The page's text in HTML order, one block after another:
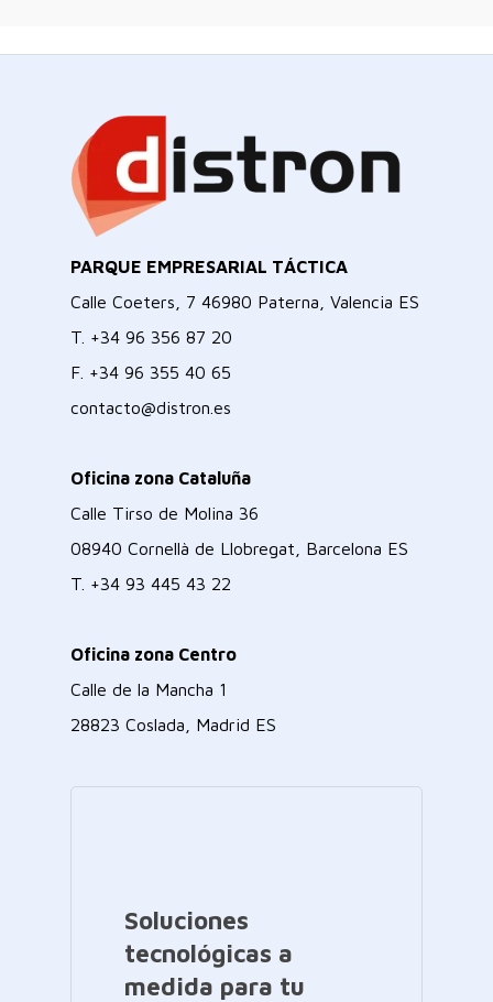
PARQUE EMPRESARIAL TÁCTICA
Calle Coeters, 7 46980 Paterna, Valencia ES
T. +34 96 356 87 20
F. +34 96 355 40 65
contacto@distron.es
Oficina zona Cataluña
Calle Tirso de Molina 36
08940 Cornellà de Llobregat, Barcelona ES
T. +34 93 445 43 22
Oficina zona Centro
Calle de la Mancha 1
28823 Coslada, Madrid ES
Soluciones
tecnológicas a
medida para tu